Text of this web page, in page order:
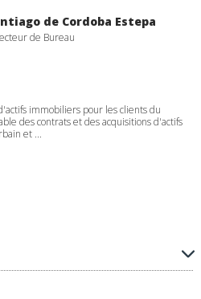
de Cordoba Estepa
de Bureau
immobiliers pour les clients du
des contrats et des acquisitions d'actifs
et ...